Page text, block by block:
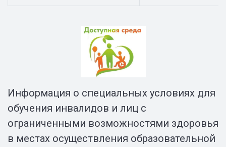
Информация о специальных условиях для
обучения инвалидов и лиц с
ограниченными возможностями здоровья
в местах осуществления образовательной